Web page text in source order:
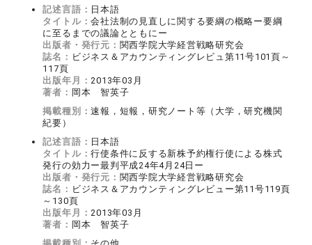
記述言語： 日本語
タイトル：会社法制の見直しに関する要綱の概略ー要綱
に至るまでの議論とともにー
出版者・発行元： 関西学院大学経営戦略研究会
誌名： ビジネス＆アカウンティングレビュ第11号101頁～
117頁
出版年月：2013年03月
著者： 岡本 智英子
掲載種別：速報，短報，研究ノート等（大学，研究機関
紀要）
記述言語： 日本語
タイトル：行使条件に反する新株予約権行使による株式
発行の効力ー最判平成24年4月24日ー
出版者・発行元： 関西学院大学経営戦略研究会
誌名： ビジネス＆アカウンティングレビュー第11号119頁
～130頁
出版年月：2013年03月
著者： 岡本 智英子